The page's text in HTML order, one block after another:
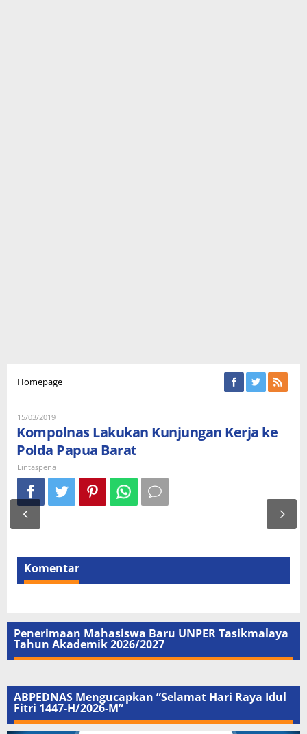
HomepageLampiran
15/03/2019Oleh
Lintaspena
Kompolnas Lakukan Kunjungan Kerja ke
Polda Papua Barat
Lintaspena
Komentar
Penerimaan Mahasiswa Baru UNPER Tasikmalaya
Tahun Akademik 2026/2027
ABPEDNAS Mengucapkan ”Selamat Hari Raya Idul
Fitri 1447-H/2026-M”